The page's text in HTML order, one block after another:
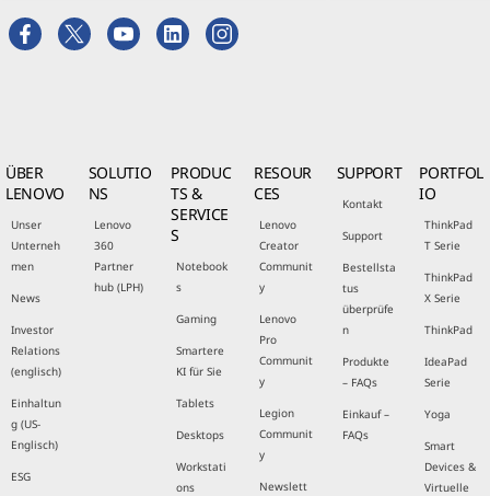
ÜBER
LENOVO
Unser
Unterneh
men
News
Investor
Relations
(englisch)
Einhaltun
g (US-
Englisch)
ESG
SOLUTIO
NS
Lenovo
360
Partner
hub (LPH)
PRODUC
TS &
SERVICE
S
Notebook
s
Gaming
Smartere
KI für Sie
Tablets
Desktops
Workstati
ons
RESOUR
CES
Lenovo
Creator
Communit
y
Lenovo
Pro
Communit
y
Legion
Communit
y
Newslett
SUPPORT
Kontakt
Support
Bestellsta
tus
überprüfe
n
Produkte
– FAQs
Einkauf –
FAQs
PORTFOL
IO
ThinkPad
T Serie
ThinkPad
X Serie
ThinkPad
IdeaPad
Serie
Yoga
Smart
Devices &
Virtuelle